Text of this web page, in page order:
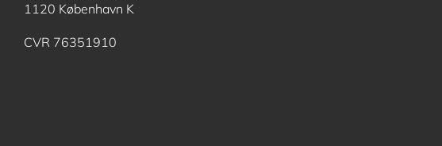
1120 København K
CVR 76351910